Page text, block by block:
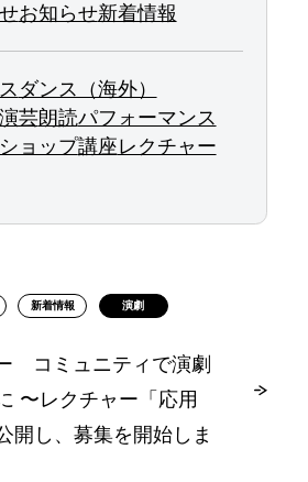
お知らせ新着情報
ダンス（海外）
芸朗読パフォーマンス
ョップ講座レクチャー
新着情報
演劇
コミュニティで演劇
〜レクチャー「応用
開し、募集を開始しま